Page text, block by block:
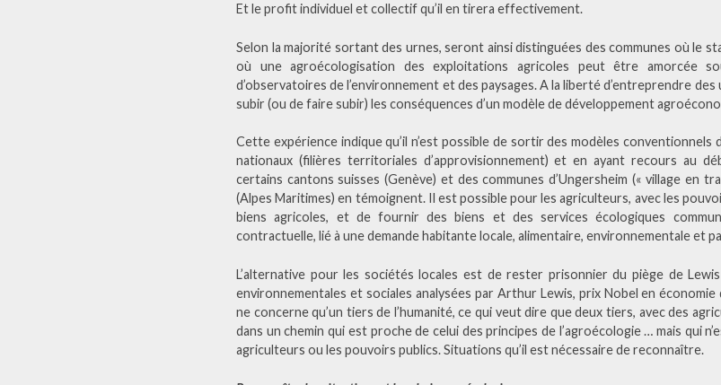
Et le profit individuel et collectif qu’il en tirera effectivement.
Selon la majorité sortant des urnes, seront ainsi distinguées des communes où le
où une agroécologisation des exploitations agricoles peut être amorcée
d’observatoires de l’environnement et des paysages. A la liberté d’entreprendre
subir (ou de faire subir) les conséquences d’un modèle de développement
Cette expérience indique qu’il n’est possible de sortir des modèles conventionnels
nationaux (filières territoriales d’approvisionnement) et en ayant recours au
certains cantons suisses (Genève) et des communes d’Ungersheim (« village en
(Alpes Maritimes) en témoignent. Il est possible pour les agriculteurs, avec les
biens agricoles, et de fournir des biens et des services écologiques
contractuelle, lié à une demande habitante locale, alimentaire, environnementale et
L’alternative pour les sociétés locales est de rester prisonnier du piège de
environnementales et sociales analysées par Arthur Lewis, prix Nobel en
ne concerne qu’un tiers de l’humanité, ce qui veut dire que deux tiers, avec des
dans un chemin qui est proche de celui des principes de l’agroécologie … mais qui
agriculteurs ou les pouvoirs publics. Situations qu’il est nécessaire de reconnaître.